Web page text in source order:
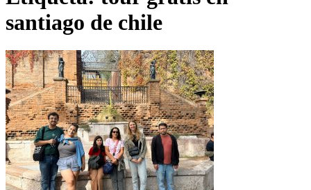
santiago de chile